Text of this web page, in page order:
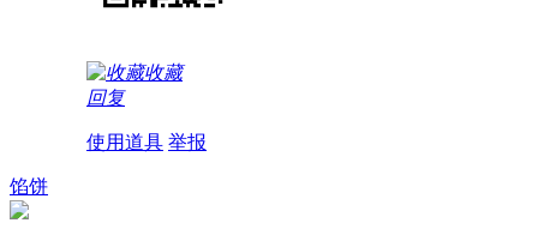
收藏
回复
使用道具 举报
馅饼